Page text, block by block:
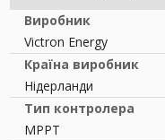
Виробник
Victron Energy
Країна виробник
Нідерланди
Тип контролера
MPPT